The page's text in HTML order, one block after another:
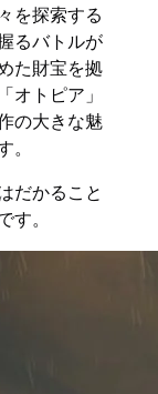
を探索する
るバトルが
た財宝を拠
オトピア」
の大きな魅
だかること
。